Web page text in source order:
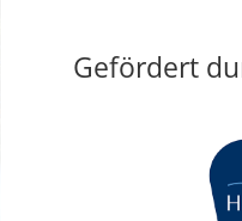
Gefördert